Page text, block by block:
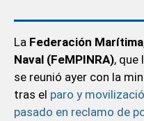
La Federación
Naval (FeMPINRA), que
se reunió ayer con la
tras el paro y
pasado en reclamo de